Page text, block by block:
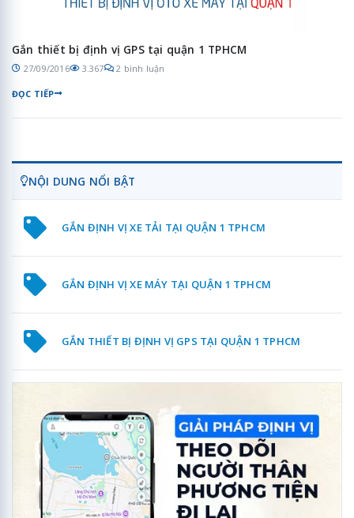
Gắn thiết bị định vị GPS tại quận 1 TPHCM
27/09/2016 3.367 2 bình luận
ĐỌC TIẾP
NỘI DUNG NỔI BẬT
GẮN ĐỊNH VỊ XE TẢI TẠI QUẬN 1 TPHCM
GẮN ĐỊNH VỊ XE MÁY TẠI QUẬN 1 TPHCM
GẮN THIẾT BỊ ĐỊNH VỊ GPS TẠI QUẬN 1 TPHCM